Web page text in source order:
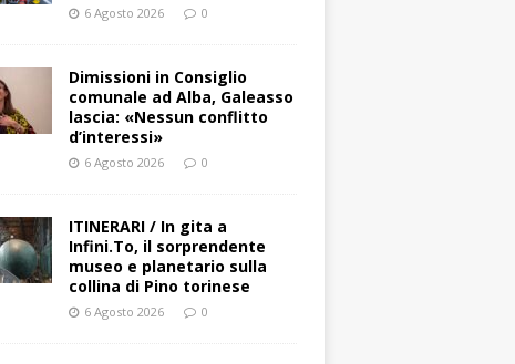
6 Agosto 2026 0
Dimissioni in Consiglio
comunale ad Alba, Galeasso
lascia: «Nessun conflitto
d’interessi»
6 Agosto 2026 0
ITINERARI / In gita a
Infini.To, il sorprendente
museo e planetario sulla
collina di Pino torinese
6 Agosto 2026 0